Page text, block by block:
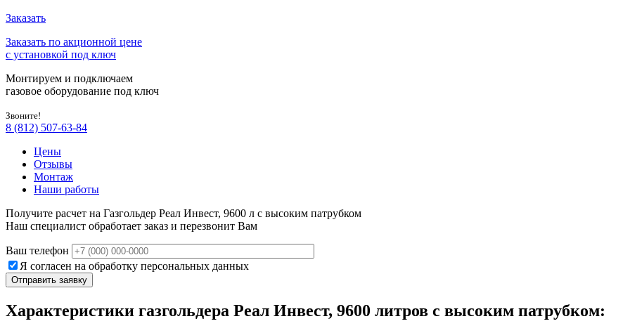
Заказать
Заказать по акционной цене
с установкой под ключ
Монтируем и подключаем
газовое оборудование под ключ
Звоните!
8 (812) 507-63-84
Цены
Отзывы
Монтаж
Наши работы
Получите расчет на Газгольдер Реал Инвест, 9600 л с высоким патрубком
Наш специалист обработает заказ и перезвонит Вам
Ваш телефон
Я согласен на обработку персональных данных
Характеристики газгольдера Реал Инвест, 9600 литров с высоким патрубком: